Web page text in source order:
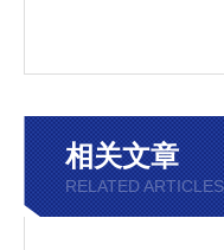
相关文章
RELATED ARTICLES